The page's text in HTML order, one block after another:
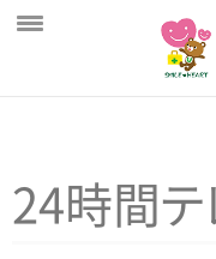
商品一覧
24時間 テ